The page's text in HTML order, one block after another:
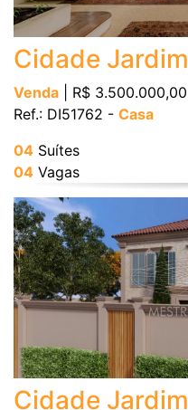
Cidade Jardim
Venda | R$ 3.500.000,00
Ref.: DI51762 - Casa
04 Suítes
04 Vagas
Cidade Jardim